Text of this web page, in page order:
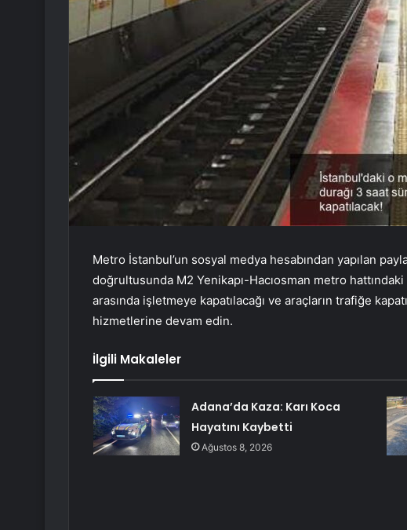
Metro İstanbul’un sosyal medya hesabından yapılan
doğrultusunda M2 Yenikapı-Hacıosman metro
arasında işletmeye kapatılacağı ve araçların trafiğe
hizmetlerine devam edin.
İlgili Makaleler
Adana’da Kaza: Karı Koca
Hayatını Kaybetti
Ağustos 8, 2026